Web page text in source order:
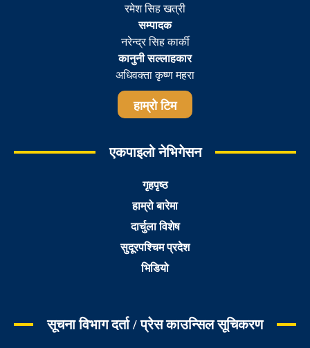
रमेश सिह खत्री
सम्पादक
नरेन्द्र सिह कार्की
कानुनी सल्लाहकार
अधिवक्ता कृष्ण महरा
हाम्रो टिम
एकपाइलो नेभिगेसन
गृहपृष्ठ
हाम्रो बारेमा
दार्चुला विशेष
सुदूरपश्चिम प्रदेश
भिडियो
सूचना विभाग दर्ता / प्रेस काउन्सिल सूचिकरण